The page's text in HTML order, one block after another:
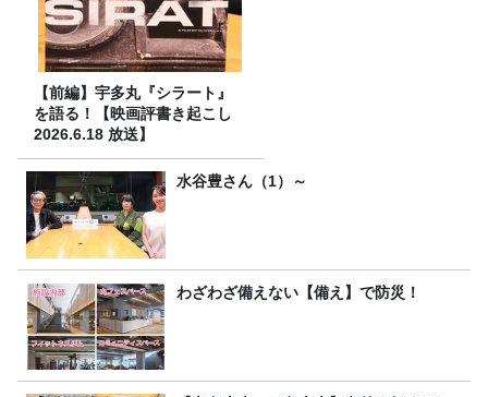
【前編】宇多丸『シラート』
を語る！【映画評書き起こし
2026.6.18 放送】
水谷豊さん（1）～
わざわざ備えない【備え】で防災！